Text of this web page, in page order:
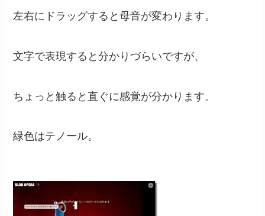
左右にドラッグすると母音が変わります。
文字で表現すると分かりづらいですが、
ちょっと触ると直ぐに感覚が分かります。
緑色はテノール。